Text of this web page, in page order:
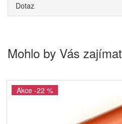
Dotaz
Mohlo by Vás zajímat
Akce -22 %